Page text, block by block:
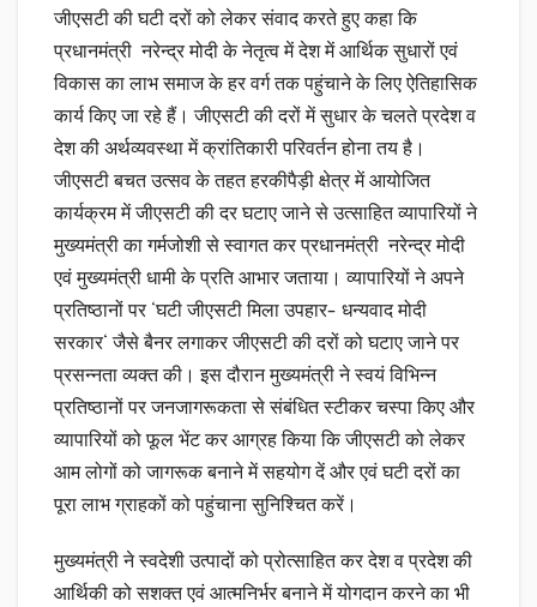
जीएसटी की घटी दरों को लेकर संवाद करते हुए कहा कि
प्रधानमंत्री नरेन्द्र मोदी के नेतृत्व में देश में आर्थिक सुधारों एवं
विकास का लाभ समाज के हर वर्ग तक पहुंचाने के लिए ऐतिहासिक
कार्य किए जा रहे हैं। जीएसटी की दरों में सुधार के चलते प्रदेश व
देश की अर्थव्यवस्था में क्रांतिकारी परिवर्तन होना तय है।
जीएसटी बचत उत्सव के तहत हरकीपैड़ी क्षेत्र में आयोजित
कार्यक्रम में जीएसटी की दर घटाए जाने से उत्साहित व्यापारियों ने
मुख्यमंत्री का गर्मजोशी से स्वागत कर प्रधानमंत्री नरेन्द्र मोदी
एवं मुख्यमंत्री धामी के प्रति आभार जताया। व्यापारियों ने अपने
प्रतिष्ठानों पर ‘घटी जीएसटी मिला उपहार- धन्यवाद मोदी
सरकार‘ जैसे बैनर लगाकर जीएसटी की दरों को घटाए जाने पर
प्रसन्नता व्यक्त की। इस दौरान मुख्यमंत्री ने स्वयं विभिन्न
प्रतिष्ठानों पर जनजागरूकता से संबंधित स्टीकर चस्पा किए और
व्यापारियों को फूल भेंट कर आग्रह किया कि जीएसटी को लेकर
आम लोगों को जागरूक बनाने में सहयोग दें और एवं घटी दरों का
पूरा लाभ ग्राहकों को पहुंचाना सुनिश्चित करें।
मुख्यमंत्री ने स्वदेशी उत्पादों को प्रोत्साहित कर देश व प्रदेश की
आर्थिकी को सशक्त एवं आत्मनिर्भर बनाने में योगदान करने का भी